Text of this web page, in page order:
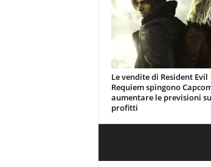
Le vendite di Resident Evil
Requiem spingono
aumentare le previsioni
profitti